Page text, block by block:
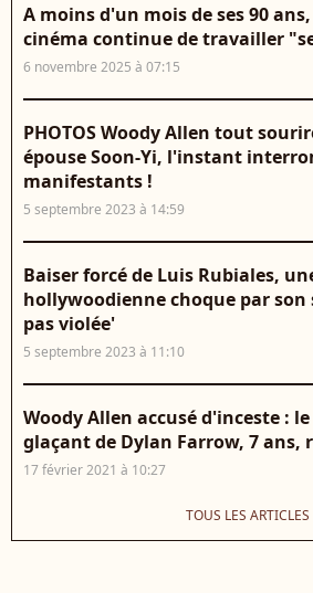
A moins d'un mois de ses 90
cinéma continue de travailler
6 novembre 2025 à 07:15
PHOTOS Woody Allen tout
épouse Soon-Yi, l'instant
manifestants !
5 septembre 2023 à 14:59
Baiser forcé de Luis Rubiales,
hollywoodienne choque par
pas violée'
5 septembre 2023 à 11:10
Woody Allen accusé d'inceste :
glaçant de Dylan Farrow, 7 ans,
17 février 2021 à 10:27
TOUS LES ARTICLES